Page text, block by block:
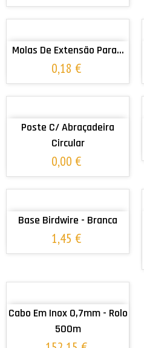
ADICIONAR AO CARRINHO
Molas De Extensão Para...
0,18 €
ADICIONAR AO CARRINHO
Poste C/ Abraçadeira
Circular
0,00 €
ADICIONAR AO CARRINHO
Base Birdwire - Branca
1,45 €
ADICIONAR AO CARRINHO
Cabo Em Inox 0,7mm - Rolo
500m